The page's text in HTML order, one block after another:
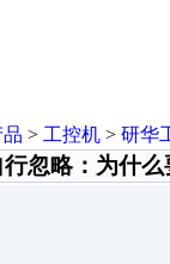
品 > 工控机 > 研华
忽略：为什